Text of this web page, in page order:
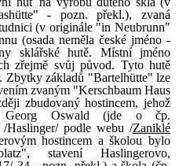
- pozn. překl.), zvaná
(v originále "in Neubrunn"
(osada neměla české jméno -
sklářské hutě. Místní jméno
zřejmě svůj původ. Tyto hutě
Zbytky základů "Bartelhütte" lze
zvaným "Kerschbaum Haus
zbudovaný hostincem, jehož
Georg Oswald (jde o čp.
/Haslinger/ podle webu /Zaniklé
hostincem a školou bylo
stavení Haslingerovo,